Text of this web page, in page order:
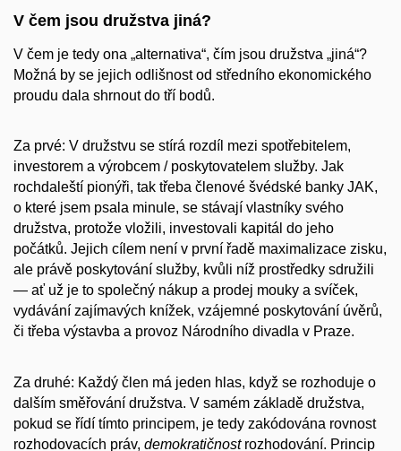
V čem jsou družstva jiná?
V čem je tedy ona „alternativa“, čím jsou družstva „jiná“?
Možná by se jejich odlišnost od středního ekonomického
proudu dala shrnout do tří bodů.
Za prvé: V družstvu se stírá rozdíl mezi spotřebitelem,
investorem a výrobcem / poskytovatelem služby. Jak
rochdaleští pionýři, tak třeba členové švédské banky JAK,
o které jsem psala minule, se stávají vlastníky svého
družstva, protože vložili, investovali kapitál do jeho
počátků. Jejich cílem není v první řadě maximalizace zisku,
ale právě poskytování služby, kvůli níž prostředky sdružili
— ať už je to společný nákup a prodej mouky a svíček,
vydávání zajímavých knížek, vzájemné poskytování úvěrů,
či třeba výstavba a provoz Národního divadla v Praze.
Za druhé: Každý člen má jeden hlas, když se rozhoduje o
dalším směřování družstva. V samém základě družstva,
pokud se řídí tímto principem, je tedy zakódována rovnost
rozhodovacích práv, demokratičnost rozhodování. Princip